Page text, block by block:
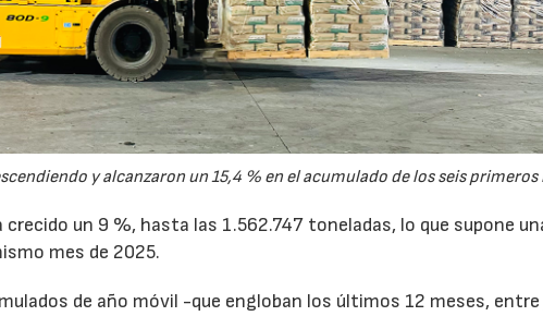
y alcanzaron un 15,4 % en el acumulado de los seis primeros
un 9 %, hasta las 1.562.747 toneladas, lo que supone
mes de 2025.
de año móvil -que engloban los últimos 12 meses, entre